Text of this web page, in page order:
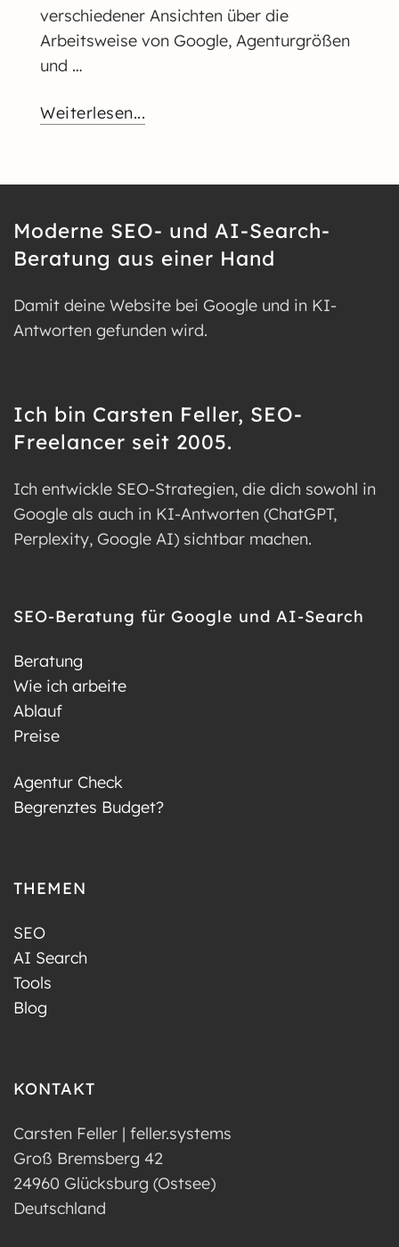
verschiedener Ansichten über die
Arbeitsweise von Google, Agenturgrößen
und …
Weiterlesen...
Moderne SEO- und AI-Search-
Beratung aus einer Hand
Damit deine Website bei Google und in KI-
Antworten gefunden wird.
Ich bin Carsten Feller, SEO-
Freelancer seit 2005.
Ich entwickle SEO-Strategien, die dich sowohl in
Google als auch in KI-Antworten (ChatGPT,
Perplexity, Google AI) sichtbar machen.
SEO-Beratung für Google und AI-Search
Beratung
Wie ich arbeite
Ablauf
Preise
Agentur Check
Begrenztes Budget?
THEMEN
SEO
AI Search
Tools
Blog
KONTAKT
Carsten Feller | feller.systems
Groß Bremsberg 42
24960 Glücksburg (Ostsee)
Deutschland